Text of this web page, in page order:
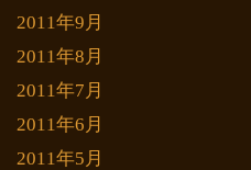
2011年9月
2011年8月
2011年7月
2011年6月
2011年5月